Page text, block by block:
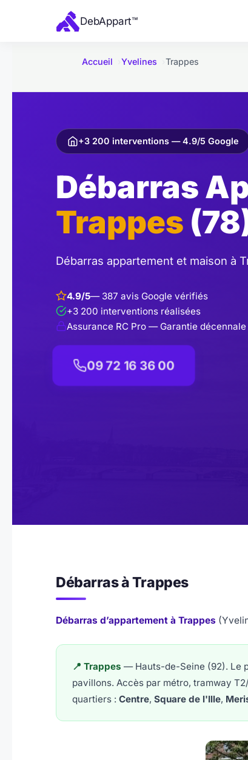
o
DebAppart™
Accueil Yvelines Trappes
+3 200 interventions — 4.9/5 Google
Débarras
Trappes
Débarras appartement et maison à
4.9/5— 387 avis Google vérifiés
+3 200 interventions réalisées
Assurance RC Pro — Garantie décennale
09 72 16 36 00
Débarras à Trappes
Débarras d’appartement à Trappes
📍 Trappes — Hauts-de-Seine (92). Le
pavillons. Accès par métro, tramway
quartiers : Centre, Square de l'Ille,